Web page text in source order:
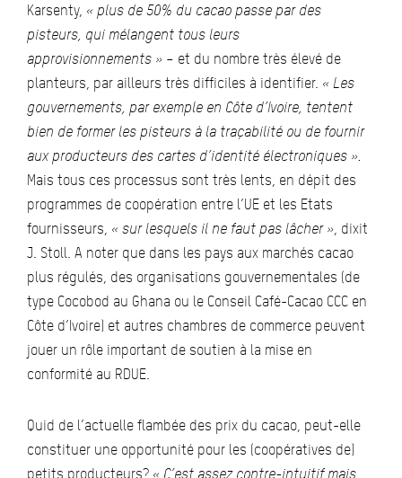
Karsenty, « plus de 50% du cacao passe par des
pisteurs, qui mélangent tous leurs
approvisionnements » – et du nombre très élevé de
planteurs, par ailleurs très difficiles à identifier. « Les
gouvernements, par exemple en Côte d’Ivoire, tentent
bien de former les pisteurs à la traçabilité ou de fournir
aux producteurs des cartes d’identité électroniques ».
Mais tous ces processus sont très lents, en dépit des
programmes de coopération entre l’UE et les Etats
fournisseurs, « sur lesquels il ne faut pas lâcher », dixit
J. Stoll. A noter que dans les pays aux marchés cacao
plus régulés, des organisations gouvernementales (de
type Cocobod au Ghana ou le Conseil Café-Cacao CCC en
Côte d’Ivoire) et autres chambres de commerce peuvent
jouer un rôle important de soutien à la mise en
conformité au RDUE.
Quid de l’actuelle flambée des prix du cacao, peut-elle
constituer une opportunité pour les (coopératives de)
petits producteurs? « C’est assez contre-intuitif mais